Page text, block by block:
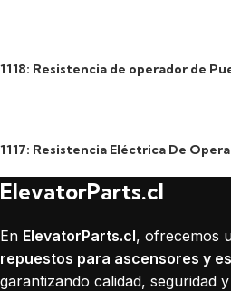
1118: Resistencia de operador de
1117: Resistencia Eléctrica De
ElevatorParts.cl
En ElevatorParts.cl, ofrecemos
repuestos para ascensores y
garantizando calidad, seguridad